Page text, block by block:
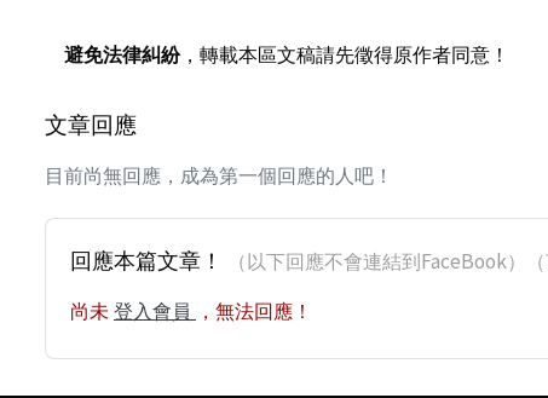
避免法律糾紛，轉載本區文稿請先徵得原作者同意！
文章回應
目前尚無回應，成為第一個回應的人吧！
回應本篇文章！ （以下回應不會連結到FaceBook）
尚未 登入會員 ，無法回應！